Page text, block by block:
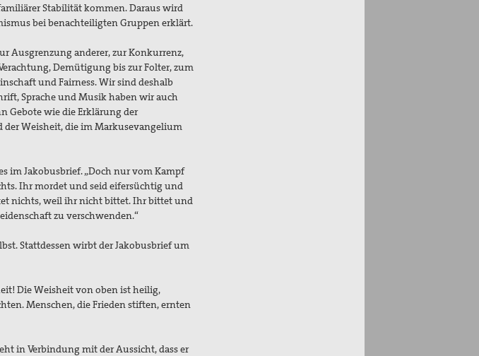
Stabilität kommen. Daraus wird
bei benachteiligten Gruppen erklärt.
Ausgrenzung anderer, zur Konkurrenz,
Demütigung bis zur Folter, zum
und Fairness. Wir sind deshalb
Sprache und Musik haben wir auch
Gebote wie die Erklärung der
Weisheit, die im Markusevangelium
im Jakobusbrief. „Doch nur vom Kampf
Ihr mordet und seid eifersüchtig und
nichts, weil ihr nicht bittet. Ihr bittet und
zu verschwenden.“
Stattdessen wirbt der Jakobusbrief um
Die Weisheit von oben ist heilig,
Menschen, die Frieden stiften, ernten
in Verbindung mit der Aussicht, dass er